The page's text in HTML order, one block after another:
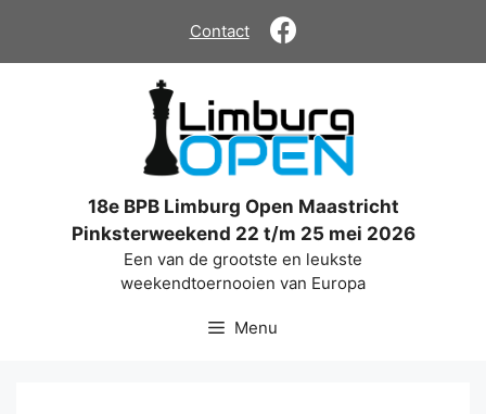
de
Contact
18e BPB Limburg Open Maastricht
Pinksterweekend 22 t/m 25 mei 2026
Een van de grootste en leukste
weekendtoernooien van Europa
Menu